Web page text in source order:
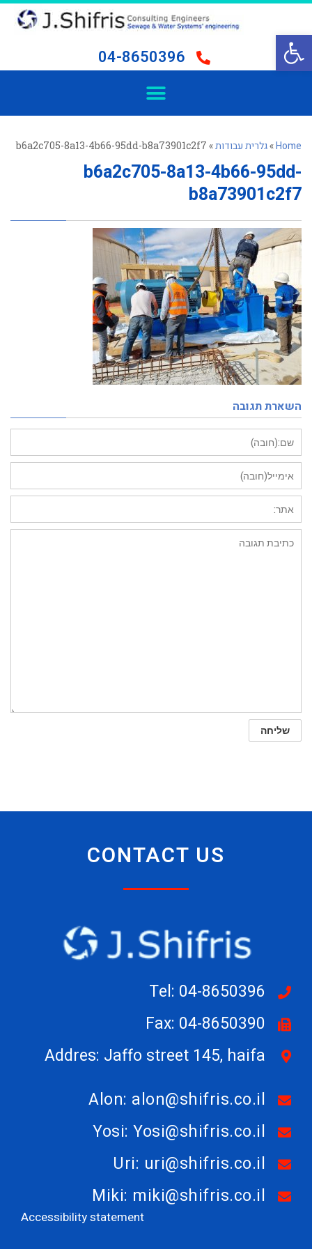
פתח סרגל נגישות 04-8650396
Home
»גלרית עבודות»
b6a2c705-8a13-4b66-95dd-b8a73901c2f7
b6a2c705-8a13-4b66-95dd-
b8a73901c2f7
השארת תגובה
CONTACT US
Tel: 04-8650396
Fax: 04-8650390
Addres: Jaffo street 145, haifa
Alon: alon@shifris.co.il
Yosi: Yosi@shifris.co.il
Uri: uri@shifris.co.il
Miki: miki@shifris.co.il
Accessibility statement